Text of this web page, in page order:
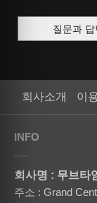
질문과 답
회사소개 이
INFO
회사명 : 무브타
주소 : Grand